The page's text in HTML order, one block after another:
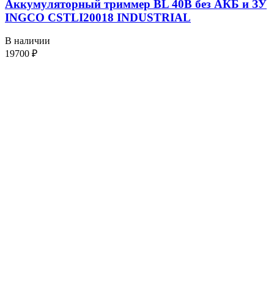
Аккумуляторный триммер BL 40В без АКБ и ЗУ
INGCO CSTLI20018 INDUSTRIAL
В наличии
19700 ₽